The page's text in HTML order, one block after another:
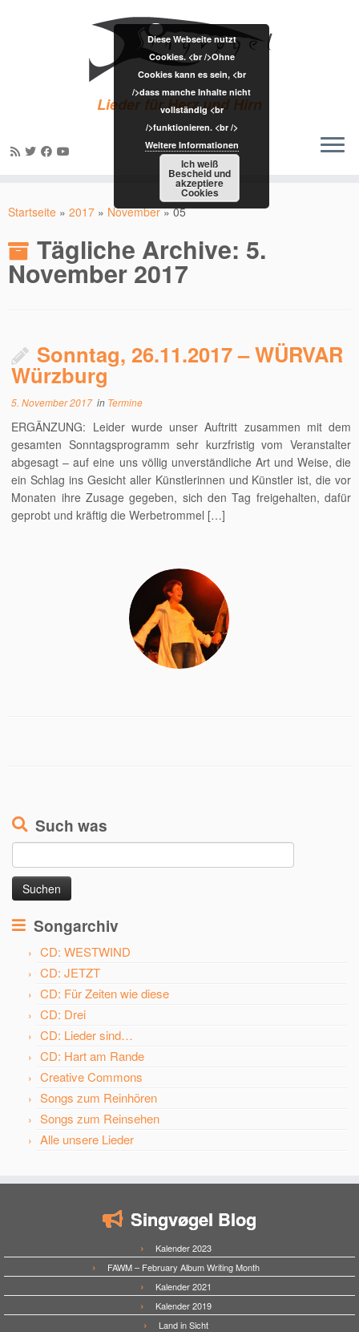
Inhalt
Lieder für Herz und Hirn
Startseite » 2017 » November » 05
Tägliche Archive: 5.
November 2017
Sonntag, 26.11.2017 – WÜRVAR
Würzburg
5. November 2017in Termine
ERGÄNZUNG: Leider wurde unser Auftritt zusammen mit dem
gesamten Sonntagsprogramm sehr kurzfristig vom Veranstalter
abgesagt – auf eine uns völlig unverständliche Art und Weise, die
ein Schlag ins Gesicht aller Künstlerinnen und Künstler ist, die vor
Monaten ihre Zusage gegeben, sich den Tag freigehalten, dafür
geprobt und kräftig die Werbetrommel […]
Such was
nach:
Songarchiv
CD: WESTWIND
CD: JETZT
CD: Für Zeiten wie diese
CD: Drei
CD: Lieder sind…
CD: Hart am Rande
Creative Commons
Songs zum Reinhören
Songs zum Reinsehen
Alle unsere Lieder
Singvøgel Blog
Kalender 2023
FAWM – February Album Writing Month
Kalender 2021
Kalender 2019
Land in Sicht
Diese Webseite nutzt
Cookies. <br />Ohne
Cookies kann es sein, <br
/>dass manche Inhalte nicht
vollständig <br
/>funktionieren. <br />
Weitere Informationen
Ich weiß
Bescheid und
akzeptiere
Cookies